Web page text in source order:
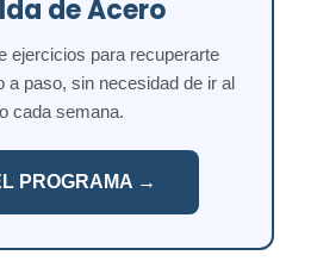
de Acero
ejercicios para recuperarte
a paso, sin necesidad de ir al
cada semana.
PROGRAMA →